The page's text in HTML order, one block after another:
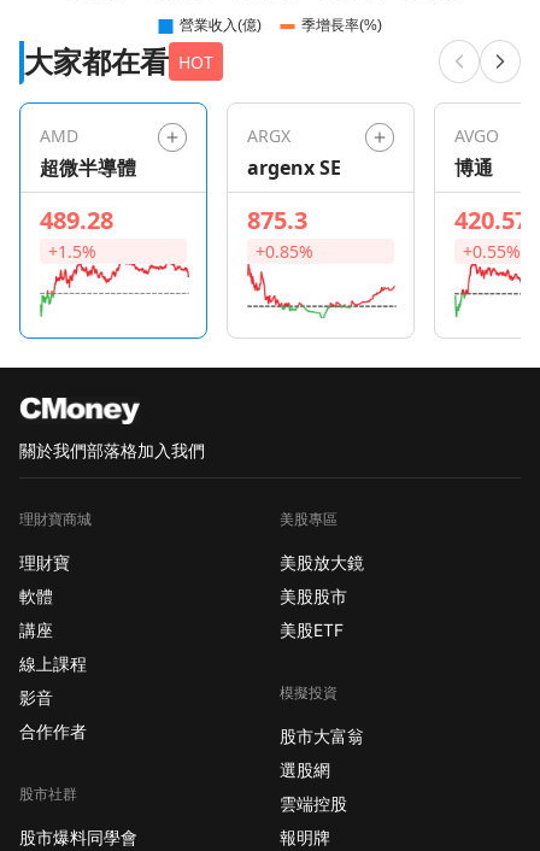
大家都在看 HOT
AMD
超微半導體
489.28
+1.5%
ARGX
argenx SE
875.3
+0.85%
AVGO
博通
420.57
+0.55%
關於我們部落格加入我們
理財寶商城
理財寶
軟體
講座
線上課程
影音
合作作者
股市社群
股市爆料同學會
美股專區
美股放大鏡
美股股市
美股ETF
模擬投資
股市大富翁
選股網
雲端控股
報明牌